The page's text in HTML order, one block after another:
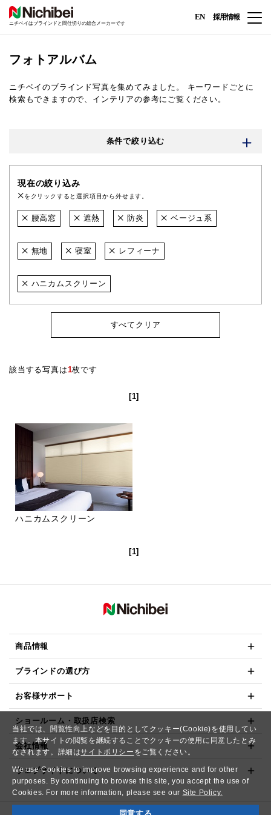
当社では、閲覧性向上などを目的としてクッキー(Cookie)を使用してい
ます。本サイトの閲覧を継続することでクッキーの使用に同意したとみ
なされます。詳細はサイトポリシー をご覧ください。
We use Cookies to improve browsing experience and for other
purposes. By continuing to browse this site, you accept the use of
Cookies. For more information, please see our Site Policy.
ニチベイはブラインドと間仕切りの総合メーカーです
EN 採用情報
フォトアルバム
ニチベイのブラインド写真を集めてみました。
キーワードごとに
検索もできますので、インテリアの参考にご覧ください。
条件で絞り込む
現在の絞り込み
をクリックすると選択項目から外せます。
腰高窓 遮熱 防炎 ベージュ系
無地 寝室 レフィーナ
ハニカムスクリーン
すべてクリア
該当する写真は1枚です
[1]
ハニカムスクリーン
[1]
商品情報
ブラインドの選び方
お客様サポート
ショールーム・取扱店検索
会社情報
ウェブサイトについて